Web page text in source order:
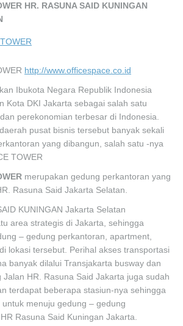
HR. RASUNA SAID KUNINGAN
http://www.officespace.co.id
Ibukota Negara Republik Indonesia
Kota DKI Jakarta sebagai salah satu
perekonomian terbesar di Indonesia.
pusat bisnis tersebut banyak sekali
yang dibangun, salah satu -nya
TOWER
merupakan gedung perkantoran yang
Rasuna Said Jakarta Selatan.
KUNINGAN Jakarta Selatan
area strategis di Jakarta, sehingga
– gedung perkantoran, apartment,
lokasi tersebut. Perihal akses transportasi
banyak dilalui Transjakarta busway dan
HR. Rasuna Said Jakarta juga sudah
terdapat beberapa stasiun-nya sehingga
menuju gedung – gedung
Rasuna Said Kuningan Jakarta.